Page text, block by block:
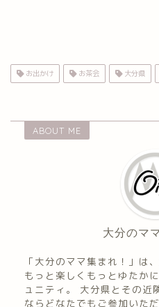
お出かけ お茶会 大分県
ABOUT ME
大分のマ
「大分のママ集まれ！」は
もっと楽しくもっとゆたか
ュニティ。 大分県とその近
ならどなたでもご参加いただ